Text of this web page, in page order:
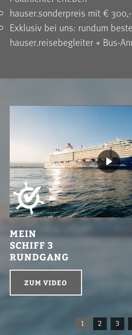
hauser.sonderpreis mit €
Exklusiv bei uns: rundum
hauser.reisebegleiter + Bus-
MEIN
SCHIFF 3
RUNDGANG
ZUM VIDEO
1 2 3